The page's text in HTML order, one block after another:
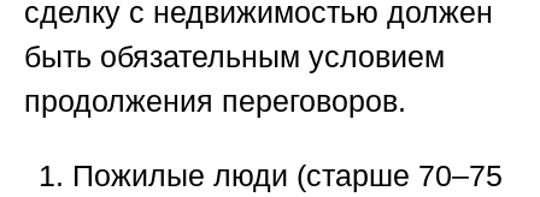
сделку с недвижимостью должен
быть обязательным условием
продолжения переговоров.
Пожилые люди (старше 70–75